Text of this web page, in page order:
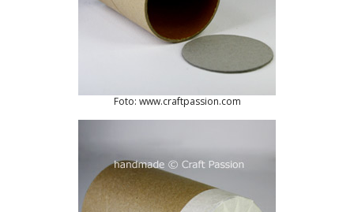
Foto: www.craftpassion.com